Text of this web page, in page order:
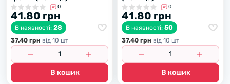
0
41.80 грн
В наявності: 28
37.40 грн вiд 10 шт
В кошик
0
41.80 грн
В наявності: 50
37.40 грн вiд 10 шт
В кошик